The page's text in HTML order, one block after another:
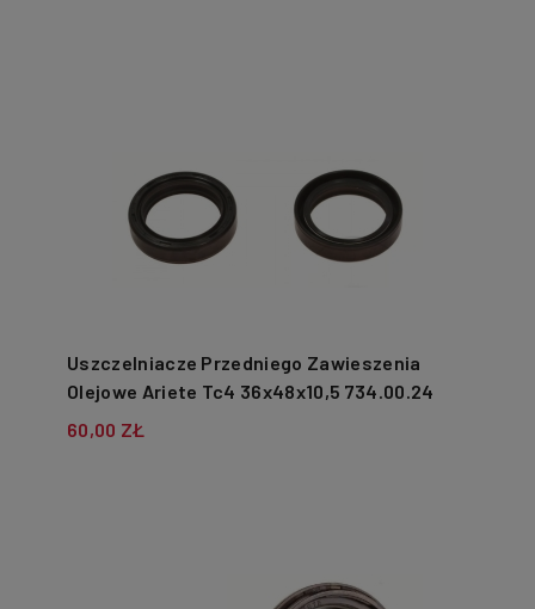
Uszczelniacze Przedniego Zawieszenia
Olejowe Ariete Tc4 36x48x10,5 734.00.24
60,00 ZŁ